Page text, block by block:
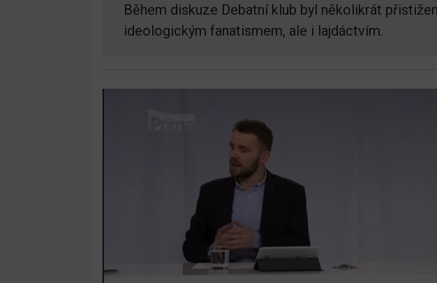
Během diskuze Debatní klub byl několikrát
ideologickým fanatismem, ale i lajdáctvím.